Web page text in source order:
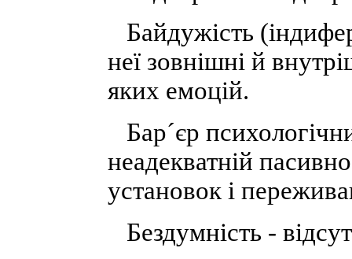
Байдужість
неї зовнішні й
яких емоцій.
Бар´єр
неадекватній
установок і
Бездумність -